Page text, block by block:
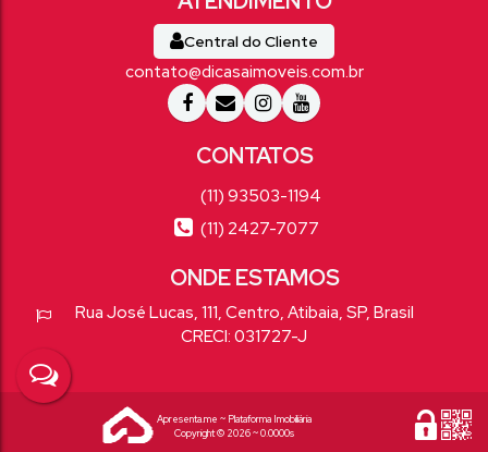
Central do Cliente
contato@dicasaimoveis.com.br
(11) 93503-1194
(11) 2427-7077
Rua José Lucas, 111, Centro, Atibaia, SP, Brasil
CRECI: 031727-J
Apresenta.me ~ Plataforma Imobiliária
Copyright © 2026 ~ 0.0000s